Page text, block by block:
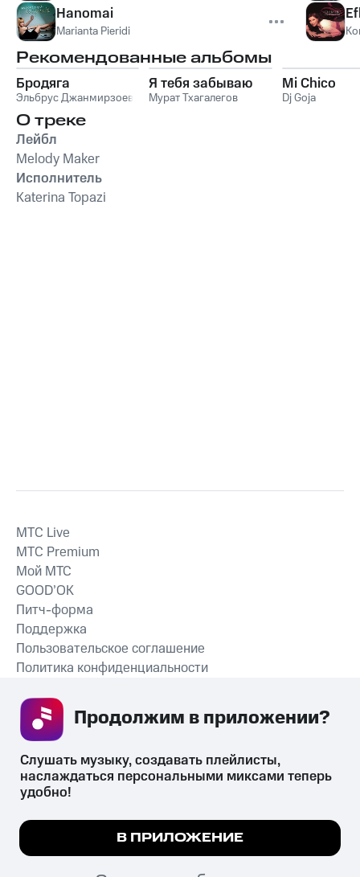
Hanomai
Marianta Pieridi
Рекомендованные альбомы
Бродяга
Эльбрус Джанмирзоев
Я тебя забываю
Мурат Тхагалегов
Mi Chico
Dj Goja
О треке
Лейбл
Melody Maker
Исполнитель
Katerina Topazi
СКАЧАТЬ ПРИЛОЖЕНИЕ
MTС Live
MTС Premium
Мой МТС
GOOD’OK
Питч-форма
Поддержка
Пользовательское соглашение
Политика конфиденциальности
психотропных веществ, их аналогов причиняет вред здоровью,
их незаконный оборот запрещён и влечёт установленную
законодательством ответственность.
© 2026 ООО «КИОН».
Мы используем куки, чтобы на сайте все
Подробнее
Слушать музыку, создавать плейлисты,
наслаждаться персональными миксами теперь
удобно!
В ПРИЛОЖЕНИЕ